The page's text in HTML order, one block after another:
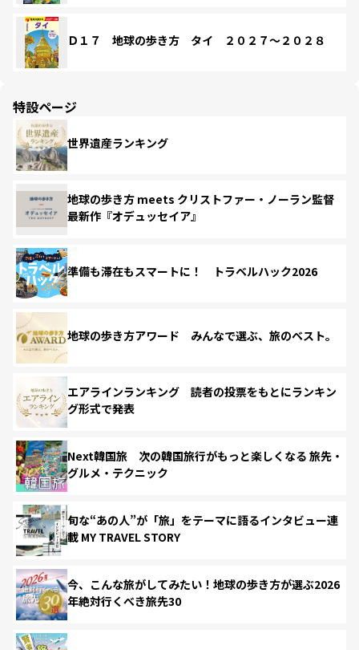
Ｄ１７ 地球の歩き方 タイ ２０２７～２０２８
特設ページ
世界遺産ランキング
地球の歩き方 meets クリストファー・ノーラン監督
最新作『オデュッセイア』
準備も滞在もスマートに！ トラベルハック2026
地球の歩き方アワード みんなで選ぶ、旅のベスト。
エアラインランキング 読者の投票をもとにランキン
グ形式で発表
Next韓国旅 次の韓国旅行がもっと楽しくなる 旅先・
グルメ・テクニック
旬な“あの人”が「旅」をテーマに語るインタビュー連
載 MY TRAVEL STORY
今、こんな旅がしてみたい！地球の歩き方が選ぶ2026
年絶対行くべき旅先30